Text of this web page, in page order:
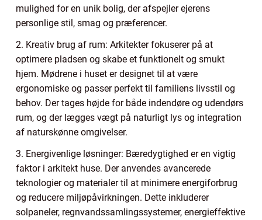
mulighed for en unik bolig, der afspejler ejerens
personlige stil, smag og præferencer.
2. Kreativ brug af rum: Arkitekter fokuserer på at
optimere pladsen og skabe et funktionelt og smukt
hjem. Mødrene i huset er designet til at være
ergonomiske og passer perfekt til familiens livsstil og
behov. Der tages højde for både indendøre og udendørs
rum, og der lægges vægt på naturligt lys og integration
af naturskønne omgivelser.
3. Energivenlige løsninger: Bæredygtighed er en vigtig
faktor i arkitekt huse. Der anvendes avancerede
teknologier og materialer til at minimere energiforbrug
og reducere miljøpåvirkningen. Dette inkluderer
solpaneler, regnvandssamlingssystemer, energieffektive